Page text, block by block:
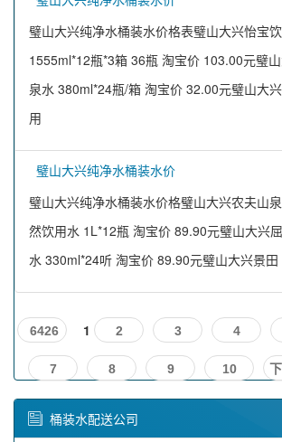
璧山大兴纯净水桶装水价格表璧山大兴怡宝
1555ml*12瓶*3箱 36瓶 淘宝价 103.00元璧
泉水 380ml*24瓶/箱 淘宝价 32.00元璧山大
用
璧山大兴纯净水桶装水价
璧山大兴纯净水桶装水价格璧山大兴农夫山
然饮用水 1L*12瓶 淘宝价 89.90元璧山大兴
水 330ml*24听 淘宝价 89.90元璧山大兴景
6426 1 2 3 4
7 8 9 10
桶装水配送公司